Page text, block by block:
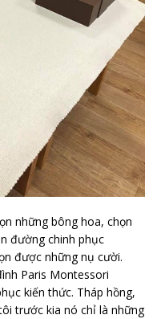
những bông hoa, chọn
đường chinh phục
được những nụ cười.
Paris Montessori
kiến thức. Tháp hồng,
trước kia nó chỉ là những